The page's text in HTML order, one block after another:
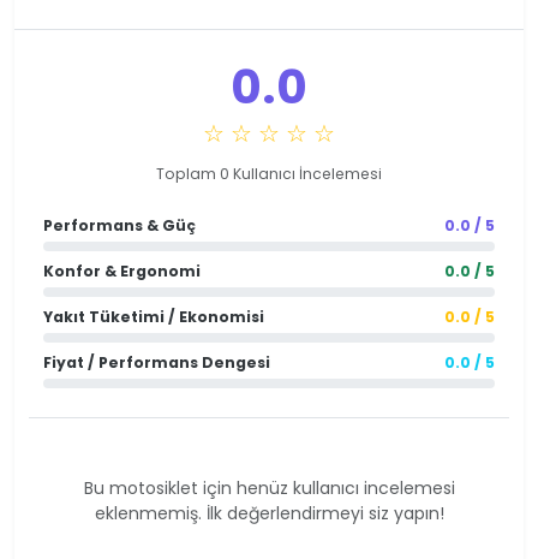
0.0
☆ ☆ ☆ ☆ ☆
Toplam 0 Kullanıcı İncelemesi
Performans & Güç 0.0 / 5
Konfor & Ergonomi 0.0 / 5
Yakıt Tüketimi / Ekonomisi 0.0 / 5
Fiyat / Performans Dengesi 0.0 / 5
Bu motosiklet için henüz kullanıcı incelemesi
eklenmemiş. İlk değerlendirmeyi siz yapın!